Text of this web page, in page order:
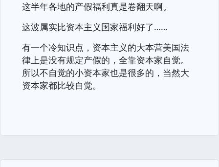
这半年各地的产假福利真是卷翻天啊。
这波属实比资本主义国家福利好了……
有一个冷知识点，资本主义的大本营美国法
律上是没有规定产假的，全靠资本家自觉。
所以不自觉的小资本家也是很多的，当然大
资本家都比较自觉。